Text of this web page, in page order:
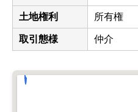
土地権利 所有権
取引態様 仲介